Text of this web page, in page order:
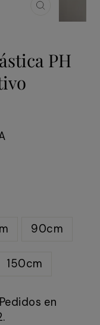
(ESC)
PH
90cm
150cm
en